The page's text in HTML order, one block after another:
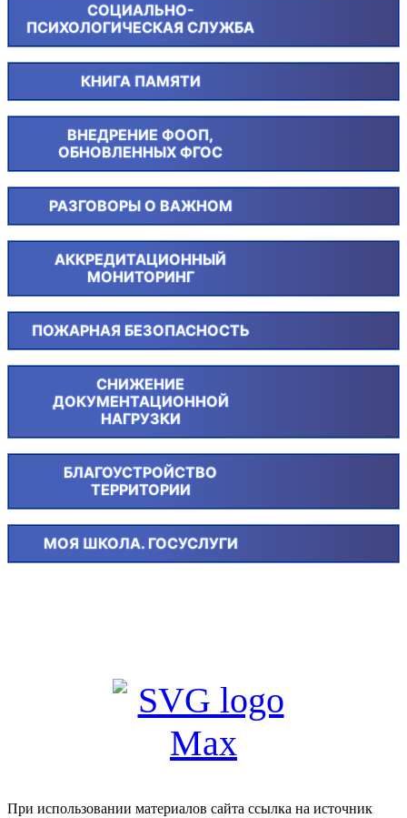
СОЦИАЛЬНО-
ПСИХОЛОГИЧЕСКАЯ СЛУЖБА
КНИГА ПАМЯТИ
ВНЕДРЕНИЕ ФООП,
ОБНОВЛЕННЫХ ФГОС
РАЗГОВОРЫ О ВАЖНОМ
АККРЕДИТАЦИОННЫЙ
МОНИТОРИНГ
ПОЖАРНАЯ БЕЗОПАСНОСТЬ
СНИЖЕНИЕ
ДОКУМЕНТАЦИОННОЙ
НАГРУЗКИ
БЛАГОУСТРОЙСТВО
ТЕРРИТОРИИ
МОЯ ШКОЛА. ГОСУСЛУГИ
При использовании материалов сайта ссылка на источник